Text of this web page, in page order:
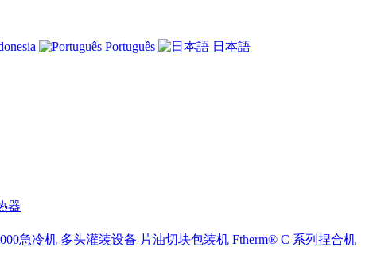
Português 日本語
器
急冷机 多头灌装设备 片油切块包装机 Ftherm® C 系列捏合机